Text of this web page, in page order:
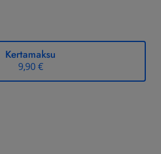
Kertamaksu
9,90 €